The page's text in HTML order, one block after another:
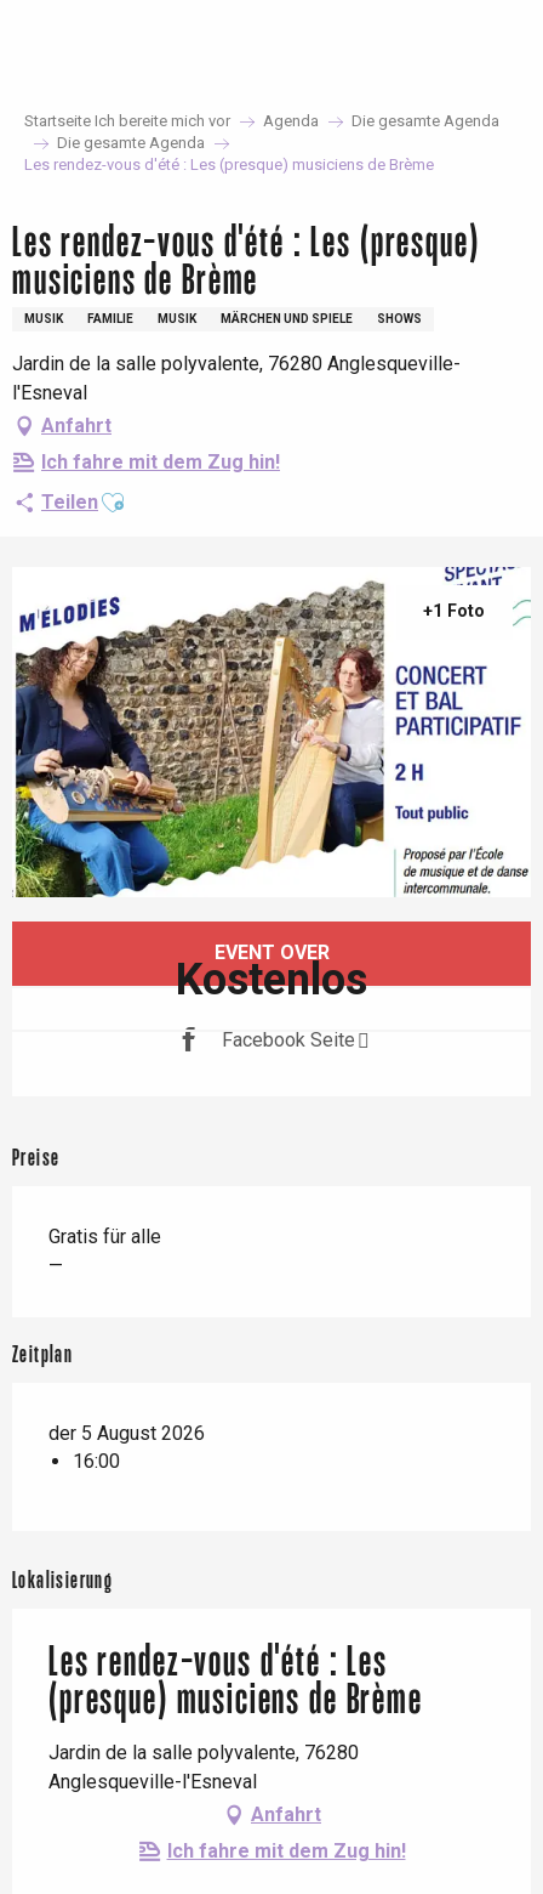
Startseite Ich bereite mich vor Agenda
Die gesamte Agenda
Die gesamte Agenda
Les rendez-vous d'été : Les (presque) musiciens de Brème
Les rendez-vous d'été : Les (presque)
musiciens de Brème
MUSIK FAMILIE MUSIK MÄRCHEN UND SPIELE SHOWS
Jardin de la salle polyvalente, 76280 Anglesqueville-
l'Esneval
Anfahrt
Ich fahre mit dem Zug hin!
TeilenAjouter aux favoris
+1 Foto
EVENT OVER
Kostenlos
Facebook Seite
Preise
Gratis für alle
—
Zeitplan
der 5 August 2026
16:00
Lokalisierung
Les rendez-vous d'été : Les
(presque) musiciens de Brème
Jardin de la salle polyvalente, 76280
Anglesqueville-l'Esneval
Anfahrt
Ich fahre mit dem Zug hin!